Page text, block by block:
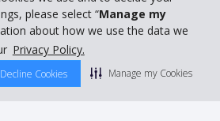
please select “Manage my
about how we use the data we
Privacy Policy.
Decline Cookies Manage my Cookies
The Hertz Corporation
privasi Anda. Untuk perinciannya,